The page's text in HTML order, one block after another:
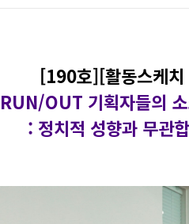
[190호][활동스케
RUN/OUT 기획자들의
: 정치적 성향과 무관